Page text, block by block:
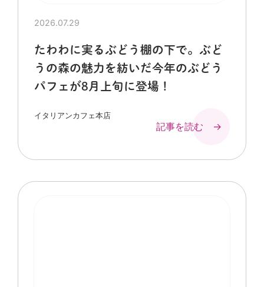
2026.07.29
たわわに実るぶどう棚の下で。ぶど
うの森の魅力を紡いだ今年のぶどう
パフェが8月上旬に登場！
イタリアンカフェ本店
記事を読む →